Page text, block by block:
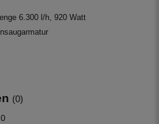
6.300 l/h, 920 Watt
(0)
0